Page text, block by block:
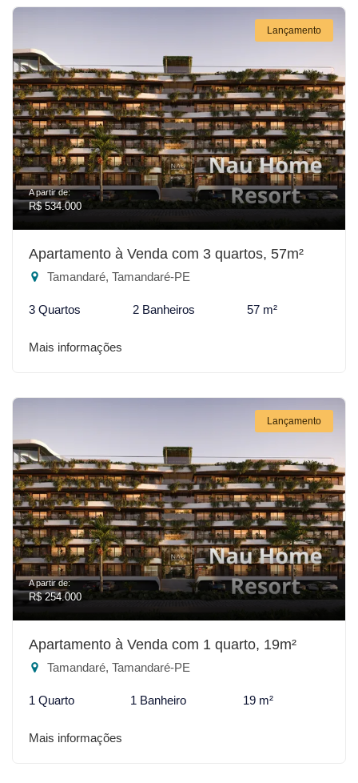
Lançamento
A partir de:
R$ 534.000
Apartamento à Venda com 3 quartos, 57m²
Tamandaré, Tamandaré-PE
3 Quartos 2 Banheiros 57 m²
Mais informações
Lançamento
A partir de:
R$ 254.000
Apartamento à Venda com 1 quarto, 19m²
Tamandaré, Tamandaré-PE
1 Quarto 1 Banheiro 19 m²
Mais informações